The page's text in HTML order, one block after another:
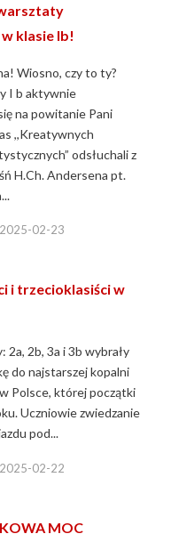
klasie Ib!
Wiosno, czy to ty?
I b aktywnie
na powitanie Pani
,,Kreatywnych
odsłuchali z
H.Ch. Andersena pt.
2025-02-23
i trzecioklasiści w
2a, 2b, 3a i 3b wybrały
do najstarszej kopalni
Polsce, której początki
Uczniowie zwiedzanie
pod...
2025-02-22
MOC